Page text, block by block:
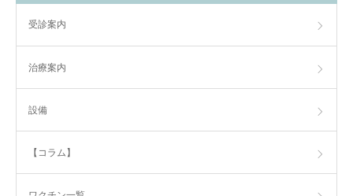
受診案内
治療案内
設備
【コラム】